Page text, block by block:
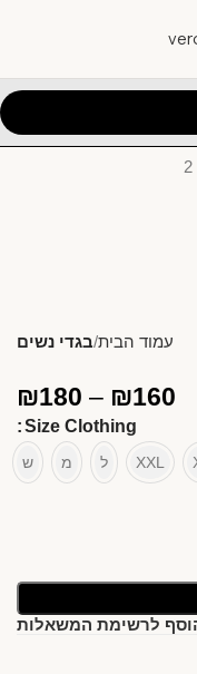
עמוד הבית בגדי נשים
₪160
–
₪180
Size Clothing
XXL ל מ ש
לרשימת המשאלות